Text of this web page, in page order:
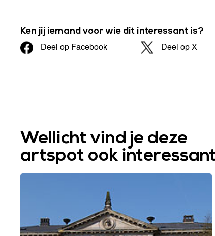
Ken jij iemand voor wie dit interessant is?
Deel op Facebook Deel op X
Wellicht vind je deze
artspot ook